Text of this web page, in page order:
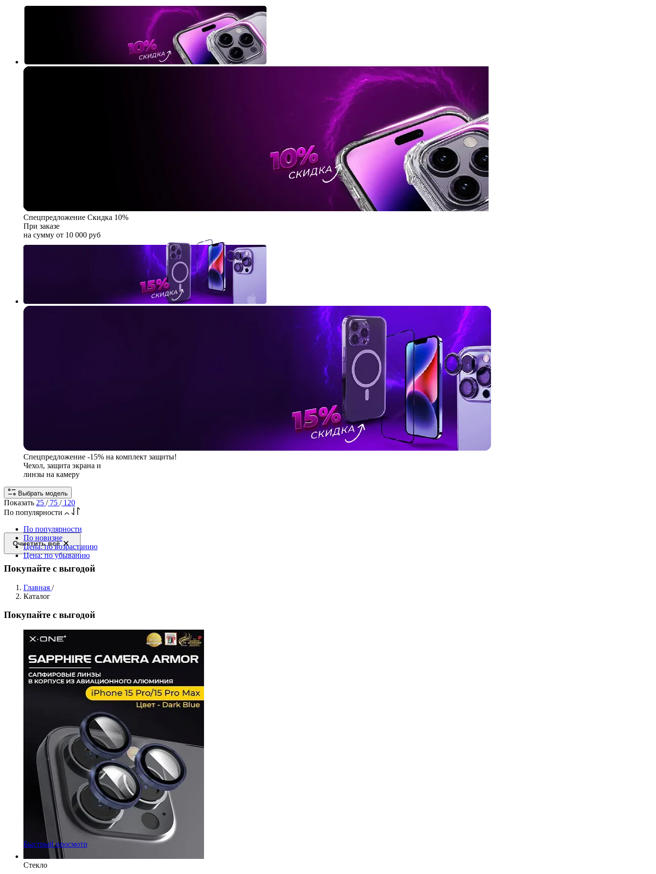
Спецпредложение Скидка 10%
При заказе
на сумму от 10 000 руб
Спецпредложение -15% на комплект защиты!
Чехол, защита экрана и
линзы на камеру
Выбрать модель
Показать 25 / 75 / 120
По популярности
По популярности
По новизне
Цена: по возрастанию
Цена: по убыванию
Очистить всё
Покупайте с выгодой
Главная /
Каталог
Покупайте с выгодой
Быстрый просмотр
Стекло